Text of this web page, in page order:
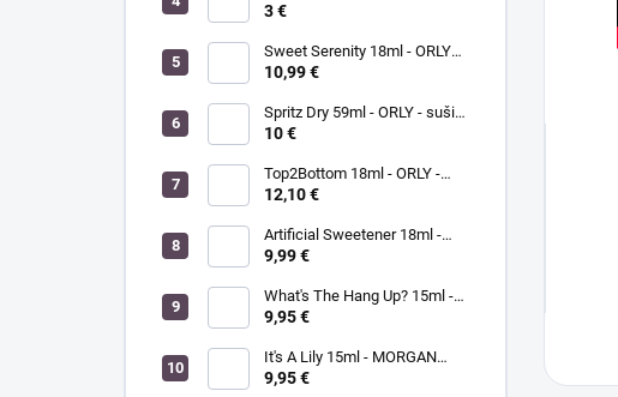
ORLY lak na nechty
3 €
Sweet Serenity 18ml - ORLY
BREATHABLE - ošetrujúci
10,99 €
Spritz Dry 59ml - ORLY - sušič
laku na nechty
10 €
Top2Bottom 18ml - ORLY -
podkladový a vrchný lak na
12,10 €
Artificial Sweetener 18ml -
ORLY lak na nechty
9,99 €
What's The Hang Up? 15ml -
MORGANTAYLOR - lak na
9,95 €
It's A Lily 15ml - MORGAN
TAYLOR - lak na nechty
9,95 €